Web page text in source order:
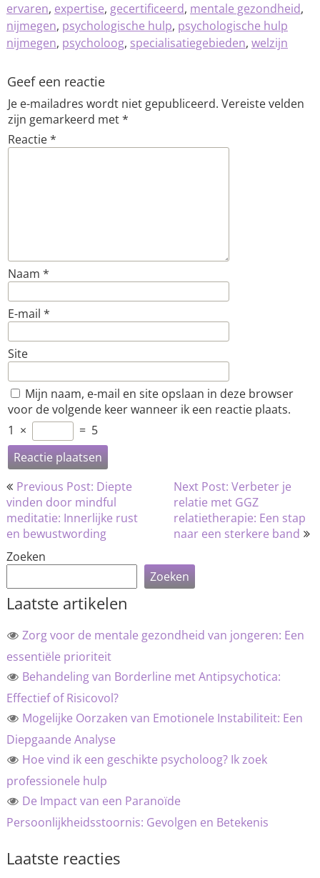
ervaren, expertise, gecertificeerd, mentale gezondheid,
nijmegen, psychologische hulp, psychologische hulp
nijmegen, psycholoog, specialisatiegebieden, welzijn
Geef een reactie
Je e-mailadres wordt niet gepubliceerd. Vereiste velden
zijn gemarkeerd met*
Reactie*
Naam *
E-mail *
Site
Mijn naam, e-mail en site opslaan in deze browser
voor de volgende keer wanneer ik een reactie plaats.
1 × = 5
Bericht
navigatie
Previous Post: Diepte
vinden door mindful
meditatie: Innerlijke rust
en bewustwording
Next Post: Verbeter je
relatie met GGZ
relatietherapie: Een stap
naar een sterkere band
Zoeken
Zoeken
Laatste artikelen
Zorg voor de mentale gezondheid van jongeren: Een
essentiële prioriteit
Behandeling van Borderline met Antipsychotica:
Effectief of Risicovol?
Mogelijke Oorzaken van Emotionele Instabiliteit: Een
Diepgaande Analyse
Hoe vind ik een geschikte psycholoog? Ik zoek
professionele hulp
De Impact van een Paranoïde
Persoonlijkheidsstoornis: Gevolgen en Betekenis
Laatste reacties